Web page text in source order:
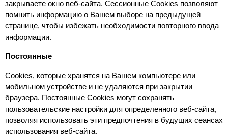
закрываете окно веб-сайта. Сессионные Cookies позволяют
помнить информацию о Вашем выборе на предыдущей
странице, чтобы избежать необходимости повторного ввода
информации.
Постоянные
Сookies, которые хранятся на Вашем компьютере или
мобильном устройстве и не удаляются при закрытии
браузера. Постоянные Сookies могут сохранять
пользовательские настройки для определенного веб-сайта,
позволяя использовать эти предпочтения в будущих сеансах
использования веб-сайта.